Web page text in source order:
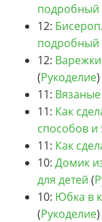
подробный
12:
подробный
12:
(Рукоделие)
11:
11: Как
способов и
11: Как
10: Домик
для детей (
10: Юбка в
(Рукоделие)